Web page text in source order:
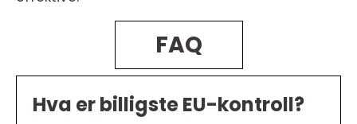
FAQ
Hva er billigste EU-kontroll?